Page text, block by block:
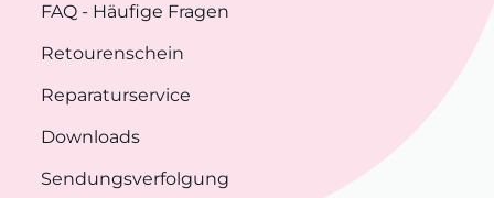
FAQ - Häufige Fragen
Retourenschein
Reparaturservice
Downloads
Sendungsverfolgung